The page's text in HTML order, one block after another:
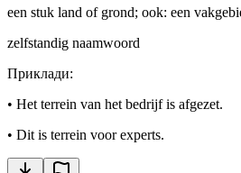
een stuk land of grond; ook: een
zelfstandig naamwoord
Приклади:
• Het terrein van het bedrijf is afgezet.
• Dit is terrein voor experts.